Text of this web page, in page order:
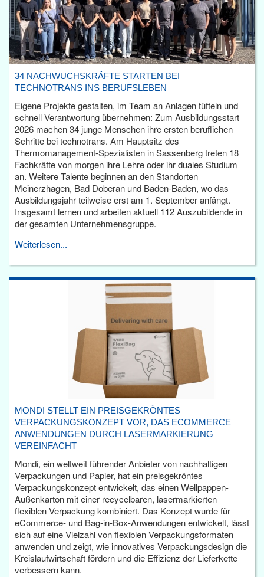
34 NACHWUCHSKRÄFTE STARTEN BEI
TECHNOTRANS INS BERUFSLEBEN
Eigene Projekte gestalten, im Team an Anlagen tüfteln und
schnell Verantwortung übernehmen: Zum Ausbildungsstart
2026 machen 34 junge Menschen ihre ersten beruflichen
Schritte bei technotrans. Am Hauptsitz des
Thermomanagement-Spezialisten in Sassenberg treten 18
Fachkräfte von morgen ihre Lehre oder ihr duales Studium
an. Weitere Talente beginnen an den Standorten
Meinerzhagen, Bad Doberan und Baden-Baden, wo das
Ausbildungsjahr teilweise erst am 1. September anfängt.
Insgesamt lernen und arbeiten aktuell 112 Auszubildende in
der gesamten Unternehmensgruppe.
Weiterlesen...
MONDI STELLT EIN PREISGEKRÖNTES
VERPACKUNGSKONZEPT VOR, DAS ECOMMERCE
ANWENDUNGEN DURCH LASERMARKIERUNG
VEREINFACHT
Mondi, ein weltweit führender Anbieter von nachhaltigen
Verpackungen und Papier, hat ein preisgekröntes
Verpackungskonzept entwickelt, das einen Wellpappen-
Außenkarton mit einer recycelbaren, lasermarkierten
flexiblen Verpackung kombiniert. Das Konzept wurde für
eCommerce- und Bag-in-Box-Anwendungen entwickelt, lässt
sich auf eine Vielzahl von flexiblen Verpackungsformaten
anwenden und zeigt, wie innovatives Verpackungsdesign die
Kreislaufwirtschaft fördern und die Effizienz der Lieferkette
verbessern kann.